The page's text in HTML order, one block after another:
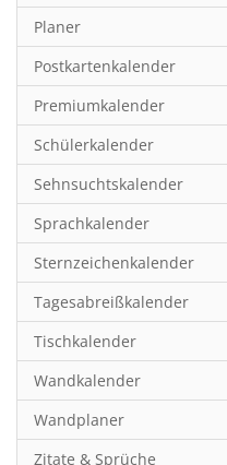
Hobby & Basteln
Humor & Cartoon
Inspiration &
Inspiration & Spiritualität
Kinderkalender
Kunst
Länder & Städte
Landschaft & Natur
Lifestyle
Literatur
Manga & Animé
Neutrale Kalender
Planer
Postkartenkalender
Premiumkalender
Schülerkalender
Sehnsuchtskalender
Sprachkalender
Sternzeichenkalender
Tagesabreißkalender
Tischkalender
Wandkalender
Wandplaner
Zitate & Sprüche